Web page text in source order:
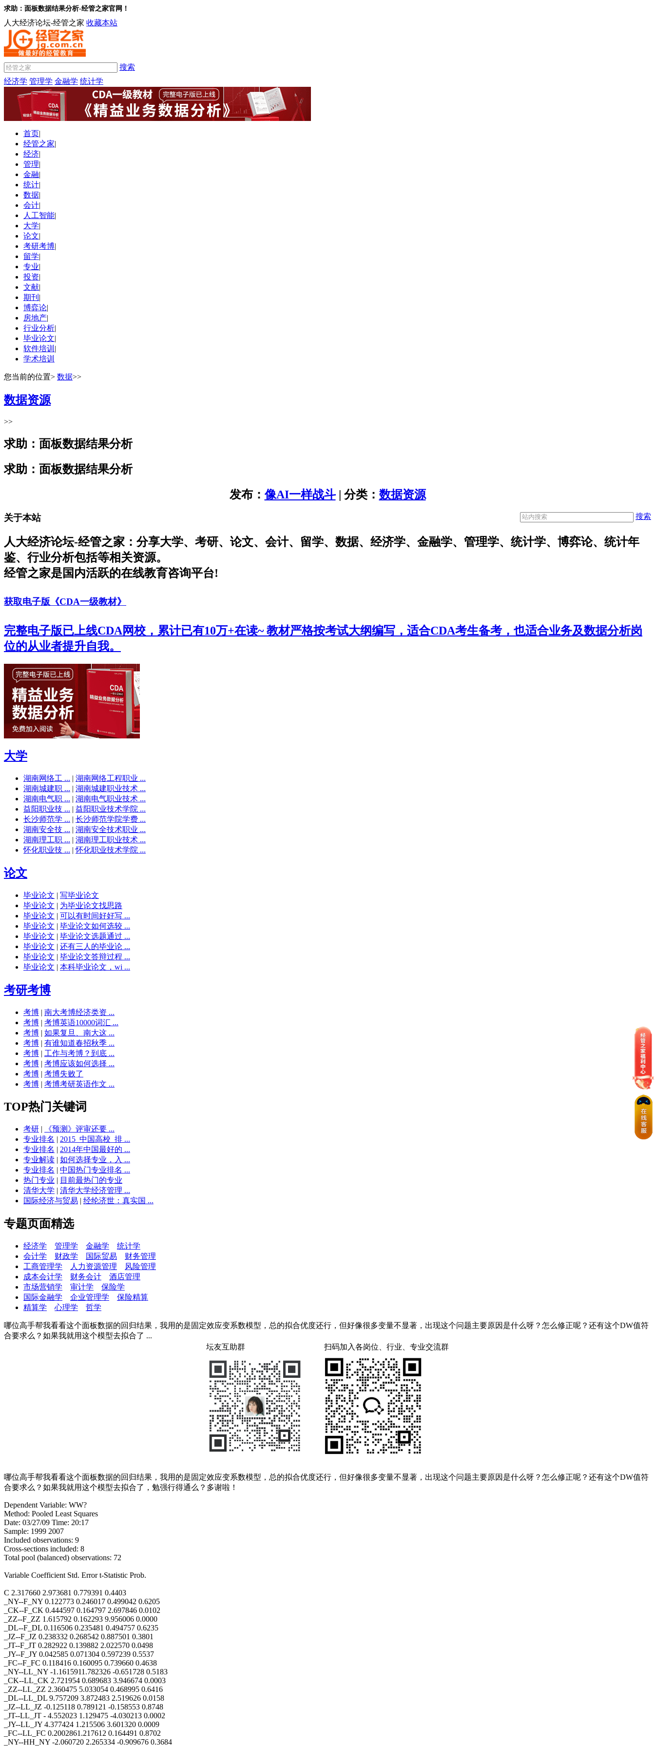
求助：面板数据结果分析-经管之家官网！
人大经济论坛-经管之家 收藏本站
搜索
经济学 管理学 金融学 统计学
首页|
经管之家|
经济|
管理|
金融|
统计|
数据|
会计|
人工智能|
大学|
论文|
考研考博|
留学|
专业|
投资|
文献|
期刊 |
博弈论|
房地产|
行业分析|
毕业论文|
软件培训 |
学术培训
您当前的位置> 数据>>
数据资源
>>
求助：面板数据结果分析
求助：面板数据结果分析
发布：像AI一样战斗| 分类： 数据资源
搜索
关于本站
人大经济论坛-经管之家：分享大学、考研、论文、会计、留学、数据、经济学、金融学、管理学、统计学、博弈论、统计年
鉴、行业分析包括等相关资源。
经管之家是国内活跃的在线教育咨询平台!
获取电子版《CDA一级教材》
完整电子版已上线CDA网校，累计已有10万+在读~ 教材严格按考试大纲编写，适合CDA考生备考，也适合业务及数据分析岗
位的从业者提升自我。
大学
湖南网络工 ... | 湖南网络工程职业 ...
湖南城建职 ... | 湖南城建职业技术 ...
湖南电气职 ... | 湖南电气职业技术 ...
益阳职业技 ... | 益阳职业技术学院 ...
长沙师范学 ... | 长沙师范学院学费 ...
湖南安全技 ... | 湖南安全技术职业 ...
湖南理工职 ... | 湖南理工职业技术 ...
怀化职业技 ... |怀化职业技术学院 ...
论文
毕业论文 | 写毕业论文
毕业论文 | 为毕业论文找思路
毕业论文 | 可以有时间好好写 ...
毕业论文 | 毕业论文如何选较 ...
毕业论文 | 毕业论文选题通过 ...
毕业论文 | 还有三人的毕业论 ...
毕业论文 | 毕业论文答辩过程 ...
毕业论文 | 本科毕业论文，wi ...
考研考博
考博 | 南大考博经济类资 ...
考博 | 考博英语10000词汇 ...
考博 | 如果复旦、南大这 ...
考博 | 有谁知道春招秋季 ...
考博 | 工作与考博？到底 ...
考博 | 考博应该如何选择 ...
考博 | 考博失败了
考博 | 考博考研英语作文 ...
TOP热门关键词
考研 |
《预测》评审还要 ...
专业排名 | 2015_中国高校_排 ...
专业排名 | 2014年中国最好的 ...
专业解读 | 如何选择专业，入 ...
专业排名 | 中国热门专业排名 ...
热门专业 | 目前最热门的专业
清华大学 | 清华大学经济管理 ...
国际经济与贸易 | 经纶济世：真实国 ...
专题页面精选
经济学 管理学 金融学
统计学
会计学
财政学 国际贸易
财务管理
工商管理学
人力资源管理
风险管理
成本会计学
财务会计
酒店管理
市场营销学
审计学
保险学
国际金融学
企业管理学
保险精算
精算学
心理学 哲学
哪位高手帮我看看这个面板数据的回归结果，我用的是固定效应变系数模型，总的拟合优度还行，但好像很多变量不显著，出现这个问题主要原因是什么呀？怎么修正呢？还有这个DW值符
合要求么？如果我就用这个模型去拟合了 ...
坛友互助群
扫码加入各岗位、行业、专业交流群
哪位高手帮我看看这个面板数据的回归结果，我用的是固定效应变系数模型，总的拟合优度还行，但好像很多变量不显著，出现这个问题主要原因是什么呀？怎么修正呢？还有这个DW值符
合要求么？如果我就用这个模型去拟合了，勉强行得通么？多谢啦！
Dependent Variable: WW?
Method: Pooled Least Squares
Date: 03/27/09 Time: 20:17
Sample: 1999 2007
Included observations: 9
Cross-sections included: 8
Total pool (balanced) observations: 72
Variable Coefficient Std. Error t-Statistic Prob.
C 2.317660 2.973681 0.779391 0.4403
_NY--F_NY 0.122773 0.246017 0.499042 0.6205
_CK--F_CK 0.444597 0.164797 2.697846 0.0102
_ZZ--F_ZZ 1.615792 0.162293 9.956006 0.0000
_DL--F_DL 0.116506 0.235481 0.494757 0.6235
_JZ--F_JZ 0.238332 0.268542 0.887501 0.3801
_JT--F_JT 0.282922 0.139882 2.022570 0.0498
_JY--F_JY 0.042585 0.071304 0.597239 0.5537
_FC--F_FC 0.118416 0.160095 0.739660 0.4638
_NY--LL_NY -1.1615911.782326 -0.651728 0.5183
_CK--LL_CK 2.721954 0.689683 3.946674 0.0003
_ZZ--LL_ZZ 2.360475 5.033054 0.468995 0.6416
_DL--LL_DL 9.757209 3.872483 2.519626 0.0158
_JZ--LL_JZ -0.125118 0.789121 -0.158553 0.8748
_JT--LL_JT - 4.552023 1.129475 -4.030213 0.0002
_JY--LL_JY 4.377424 1.215506 3.601320 0.0009
_FC--LL_FC 0.2002861.217612 0.164491 0.8702
_NY--HH_NY -2.060720 2.265334 -0.909676 0.3684